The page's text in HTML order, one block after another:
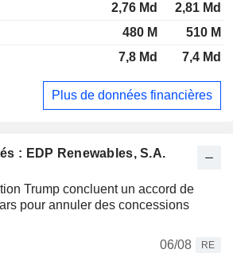
: EDP Renewables, S.A.
Trump concluent un accord de
pour annuler des concessions
06/08
RE
2,76 Md
2,81 Md
480 M
510 M
7,8 Md 7,4 Md
Plus de données financières